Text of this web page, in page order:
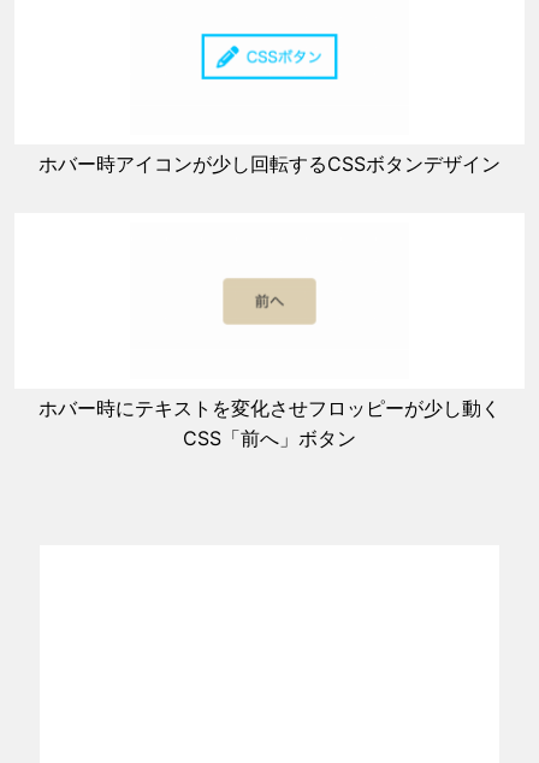
ホバー時アイコンが少し回転するCSSボタンデザイン
ホバー時にテキストを変化させフロッピーが少し動く
CSS「前へ」ボタン